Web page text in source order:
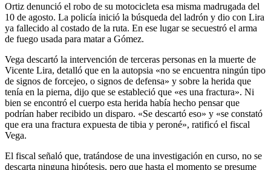
Ortiz denunció el robo de su motocicleta esa misma madrugada del
10 de agosto. La policía inició la búsqueda del ladrón y dio con Lira
ya fallecido al costado de la ruta. En ese lugar se secuestró el arma
de fuego usada para matar a Gómez.
Vega descartó la intervención de terceras personas en la muerte de
Vicente Lira, detalló que en la autopsia «no se encuentra ningún tipo
de signos de forcejeo, o signos de defensa» y sobre la herida que
tenía en la pierna, dijo que se estableció que «es una fractura». Ni
bien se encontró el cuerpo esta herida había hecho pensar que
podrían haber recibido un disparo. «Se descartó eso» y «se constató
que era una fractura expuesta de tibia y peroné», ratificó el fiscal
Vega.
El fiscal señaló que, tratándose de una investigación en curso, no se
descarta ninguna hipótesis, pero que hasta el momento se presume